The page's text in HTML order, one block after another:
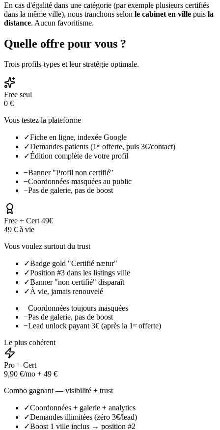
En cas d'égalité dans une catégorie (par exemple plusieurs certifiés
dans la même ville), nous tranchons selon le cabinet en ville puis la
distance. Aucun favoritisme.
Quelle offre pour vous ?
Trois profils-types et leur stratégie optimale.
Free seul
0 €
Vous testez la plateforme
✓Fiche en ligne, indexée Google
✓Demandes patients (1ʳᵉ offerte, puis 3€/contact)
✓Édition complète de votre profil
−Banner "Profil non certifié"
−Coordonnées masquées au public
−Pas de galerie, pas de boost
Free + Cert 49€
49 € à vie
Vous voulez surtout du trust
✓Badge gold "Certifié nætur"
✓Position #3 dans les listings ville
✓Banner "non certifié" disparaît
✓À vie, jamais renouvelé
−Coordonnées toujours masquées
−Pas de galerie, pas de boost
−Lead unlock payant 3€ (après la 1ʳᵉ offerte)
Le plus cohérent
Pro + Cert
9,90 €/mo + 49 €
Combo gagnant — visibilité + trust
✓Coordonnées + galerie + analytics
✓Demandes illimitées (zéro 3€/lead)
✓Boost 1 ville inclus → position #2